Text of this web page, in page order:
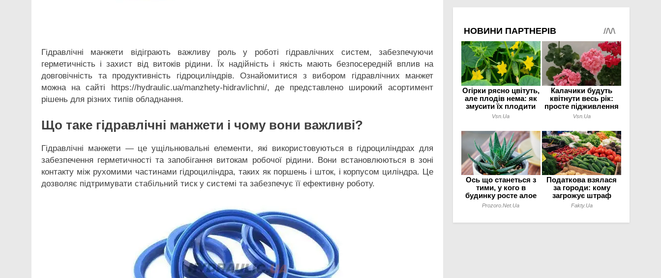
Гідравлічні манжети відіграють важливу роль у роботі гідравлічних систем, забезпечуючи
герметичність і захист від витоків рідини. Їх надійність і якість мають безпосередній вплив на
довговічність та продуктивність гідроциліндрів. Ознайомитися з вибором гідравлічних манжет
можна на сайті https://hydraulic.ua/manzhety-hidravlichni/, де представлено широкий асортимент
рішень для різних типів обладнання.
Що таке гідравлічні манжети і чому вони важливі?
Гідравлічні манжети — це ущільнювальні елементи, які використовуються в гідроциліндрах для
забезпечення герметичності та запобігання витокам робочої рідини. Вони встановлюються в зоні
контакту між рухомими частинами гідроциліндра, таких як поршень і шток, і корпусом циліндра. Це
дозволяє підтримувати стабільний тиск у системі та забезпечує її ефективну роботу.